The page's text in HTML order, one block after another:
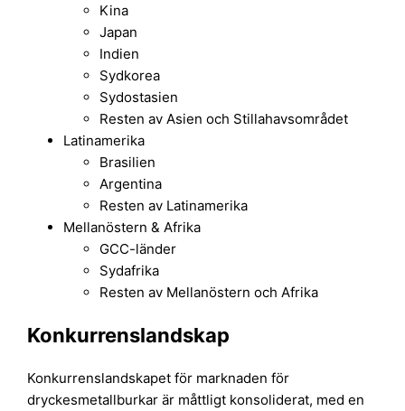
Kina
Japan
Indien
Sydkorea
Sydostasien
Resten av Asien och Stillahavsområdet
Latinamerika
Brasilien
Argentina
Resten av Latinamerika
Mellanöstern & Afrika
GCC-länder
Sydafrika
Resten av Mellanöstern och Afrika
Konkurrenslandskap
Konkurrenslandskapet för marknaden för
dryckesmetallburkar är måttligt konsoliderat, med en